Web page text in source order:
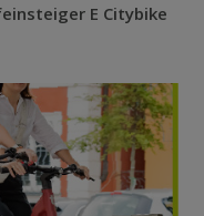
E Citybike